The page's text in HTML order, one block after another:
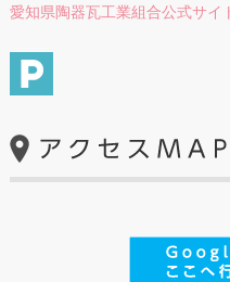
愛知県陶器瓦工業組合公式サイ